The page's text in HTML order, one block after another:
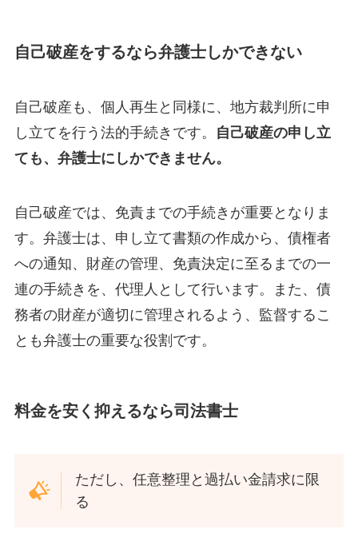
自己破産をするなら弁護士しかできない
自己破産も、個人再生と同様に、地方裁判所に申
し立てを行う法的手続きです。
自己破産の申し立
ても、弁護士にしかできません。
自己破産では、免責までの手続きが重要となりま
す。弁護士は、申し立て書類の作成から、債権者
への通知、財産の管理、免責決定に至るまでの一
連の手続きを、代理人として行います。また、債
務者の財産が適切に管理されるよう、監督するこ
とも弁護士の重要な役割です。
料金を安く抑えるなら司法書士
ただし、任意整理と過払い金請求に限
る